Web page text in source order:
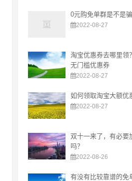
0元购免单群是不是
2022-08-27
淘宝优惠券去哪里领
无门槛优惠券
2022-08-27
如何领取淘宝大额优
2022-08-27
双十一来了，有必要
吗？
2022-08-26
有没有比较靠谱的免